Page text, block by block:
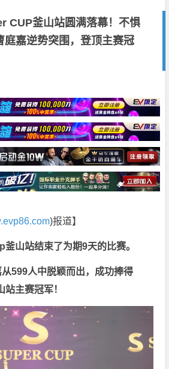
CUP釜山站圆满落幕！不惧
庭嘉逆势突围，登顶主赛冠
)报道】
釜山站结束了为期9天的比赛。
599人中脱颖而出， 成功捧得
主赛冠军！